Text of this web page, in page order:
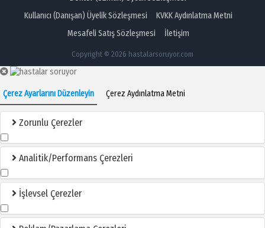
Kullanıcı (Danışan) Üyelik Sözleşmesi
KVKK Aydınlatma Metni
Mesafeli Satış Sözleşmesi
İletişim
Copyright © 2026 hastalarsoruyor.com
Çerez Ayarlarını Düzenleyin Çerez Aydınlatma Metni
Zorunlu Çerezler
Analitik/Performans Çerezleri
İşlevsel Çerezler